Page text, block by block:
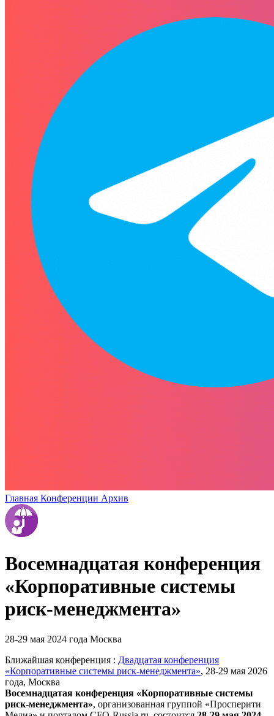
Главная Конференции Архив
Восемнадцатая конференция
«Корпоративные системы
риск-менеджмента»
28-29 мая 2024 года Москва
Ближайшая конференция : Двадцатая конференция
«Корпоративные системы риск-менеджмента», 28-29 мая 2026
года, Москва
Восемнадцатая конференция «Корпоративные системы
риск-менеджмента», организованная группой «Просперити